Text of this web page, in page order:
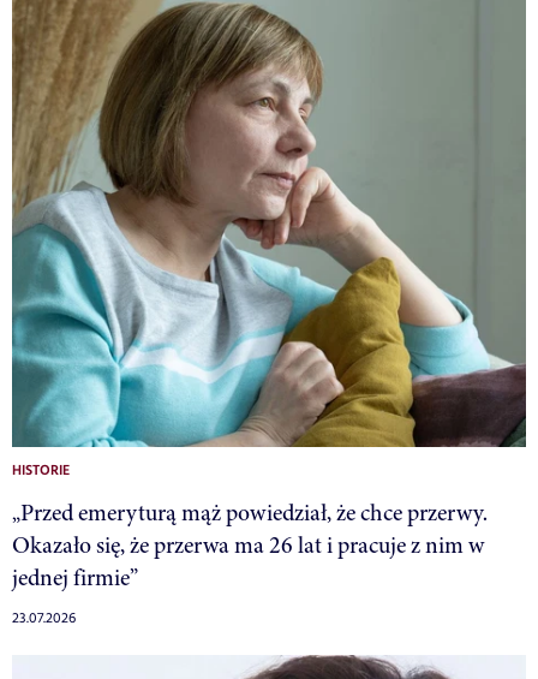
HISTORIE
„Przed emeryturą mąż powiedział, że chce przerwy.
Okazało się, że przerwa ma 26 lat i pracuje z nim w
jednej firmie”
23.07.2026